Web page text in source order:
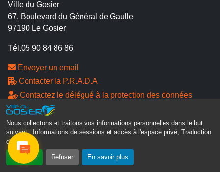
Nous collectons et traitons vos informations personnelles dans le but
suivant :
Informations de sessions et accès à l'espace privé, Traduction
des pages .
Accepter Refuser En savoir plus
Ville du Gosier
67, Boulevard du Général de Gaulle
97190 Le Gosier
Tél.05 90 84 86 86
Envoyer un email
Contacter la P.R.A.D.A
Contactez le délégué à la protection des données
personnelles - D.P.O
Suivez-nous